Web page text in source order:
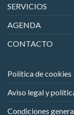
SERVICIOS
AGENDA
CONTACTO
Política de cookies
Aviso legal y
Condiciones